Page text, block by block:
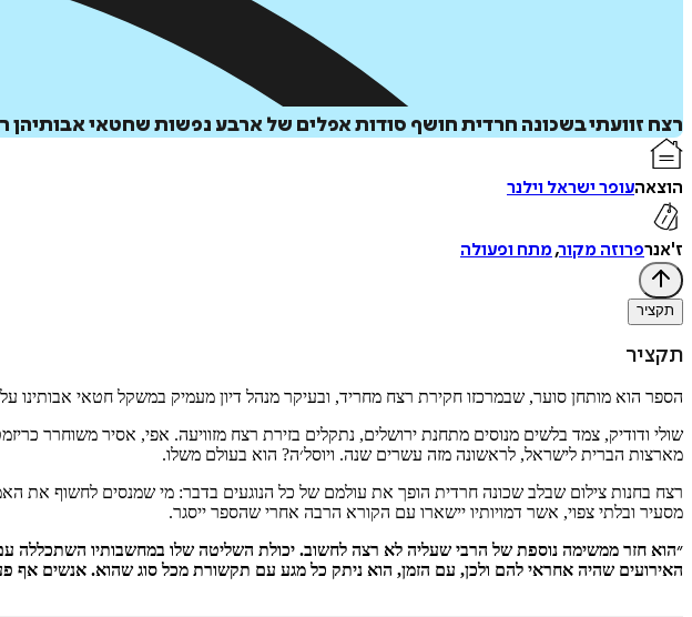
רצח זוועתי בשכונה חרדית חושף סודות אפלים של ארבע נפשות שחטאי אבותיהן
הוצאהעופר ישראל וילנר
ז'אנרפרוזה מקור,מתח ופעולה
תקציר
תקציר
הספר הוא מותחן סוער, שבמרכזו חקירת רצח מחריד, ובעיקר מנהל דיון מעמיק במשקל חטאי אבותינו על
שולי ודודיק, צמד בלשים מנוסים מתחנת ירושלים, נתקלים בזירת רצח מזוויעה. אפי, אסיר משוחרר
מארצות הברית לישראל, לראשונה מזה עשרים שנה. ויוסל׳ה? הוא בעולם משלו.
רצח בחנות צילום שבלב שכונה חרדית הופך את עולמם של כל הנוגעים בדבר: מי שמנסים לחשוף את
מסעיר ובלתי צפוי, אשר דמויותיו יישארו עם הקורא הרבה אחרי שהספר ייסגר.
״הוא חזר ממשימה נוספת של הרבי שעליה לא רצה לחשוב. יכולת השליטה שלו במחשבותיו השתכללה
האירועים שהיה אחראי להם ולכן, עם הזמן, הוא ניתק כל מגע עם תקשורת מכל סוג שהוא. אנשים אף